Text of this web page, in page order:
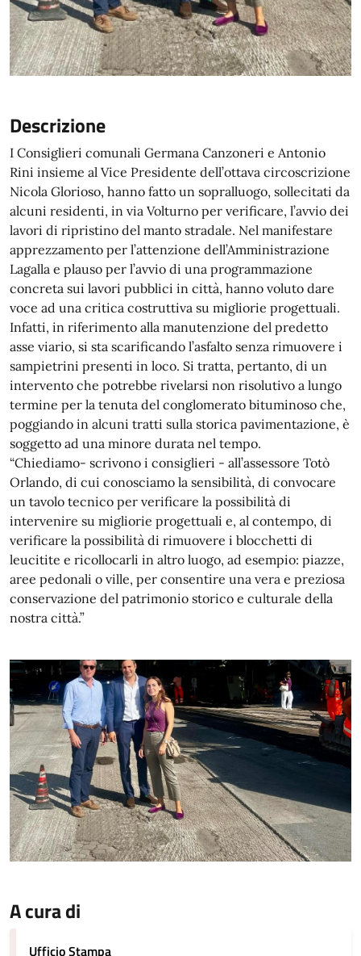
Descrizione
I Consiglieri comunali Germana Canzoneri e Antonio
Rini insieme al Vice Presidente dell’ottava circoscrizione
Nicola Glorioso, hanno fatto un sopralluogo, sollecitati da
alcuni residenti, in via Volturno per verificare, l’avvio dei
lavori di ripristino del manto stradale. Nel manifestare
apprezzamento per l’attenzione dell’Amministrazione
Lagalla e plauso per l’avvio di una programmazione
concreta sui lavori pubblici in città, hanno voluto dare
voce ad una critica costruttiva su migliorie progettuali.
Infatti, in riferimento alla manutenzione del predetto
asse viario, si sta scarificando l’asfalto senza rimuovere i
sampietrini presenti in loco. Si tratta, pertanto, di un
intervento che potrebbe rivelarsi non risolutivo a lungo
termine per la tenuta del conglomerato bituminoso che,
poggiando in alcuni tratti sulla storica pavimentazione, è
soggetto ad una minore durata nel tempo.
“Chiediamo- scrivono i consiglieri - all’assessore Totò
Orlando, di cui conosciamo la sensibilità, di convocare
un tavolo tecnico per verificare la possibilità di
intervenire su migliorie progettuali e, al contempo, di
verificare la possibilità di rimuovere i blocchetti di
leucitite e ricollocarli in altro luogo, ad esempio: piazze,
aree pedonali o ville, per consentire una vera e preziosa
conservazione del patrimonio storico e culturale della
nostra città.”
A cura di
Ufficio Stampa